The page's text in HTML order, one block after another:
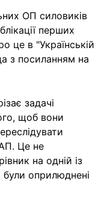
ОП силовиків
перших
це в "Українській
з посиланням на
задачі
щоб вони
Це не
на одній із
оприлюднені